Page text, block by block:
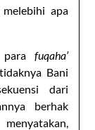
apa
fuqaha’
Bani
dari
berhak